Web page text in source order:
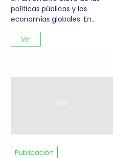
políticas públicas y las
economías globales. En…
Ver
Publicación